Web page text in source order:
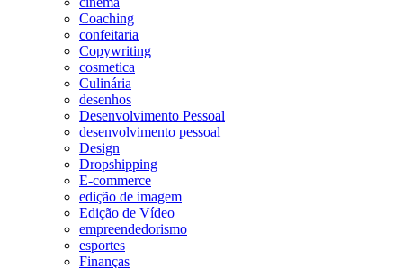
Coaching
confeitaria
Copywriting
cosmetica
Culinária
desenhos
Desenvolvimento Pessoal
desenvolvimento pessoal
Design
Dropshipping
E-commerce
edição de imagem
Edição de Vídeo
empreendedorismo
esportes
Finanças